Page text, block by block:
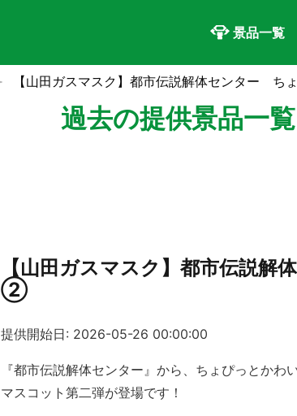
景品一覧
【山田ガスマスク】都市伝説解体センター
過去の提供景品一覧
【山田ガスマスク】都市伝説
②
提供開始日: 2026-05-26 00:00:00
『都市伝説解体センター』から、ちょぴっとか
マスコット第二弾が登場です！